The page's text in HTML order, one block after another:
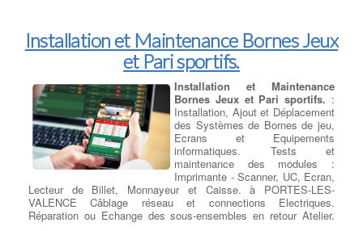
Installation et Maintenance Bornes Jeux
et Pari sportifs.
Installation et Maintenance
Bornes Jeux et Pari sportifs. :
Installation, Ajout et Déplacement
des Systèmes de Bornes de jeu,
Ecrans et Equipements
informatiques. Tests et
maintenance des modules :
Imprimante - Scanner, UC, Ecran,
Lecteur de Billet, Monnayeur et Caisse. à PORTES-LES-
VALENCE Câblage réseau et connections Electriques.
Réparation ou Echange des sous-ensembles en retour Atelier.